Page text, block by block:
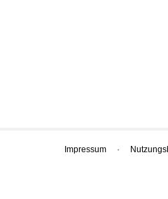
Impressum ·